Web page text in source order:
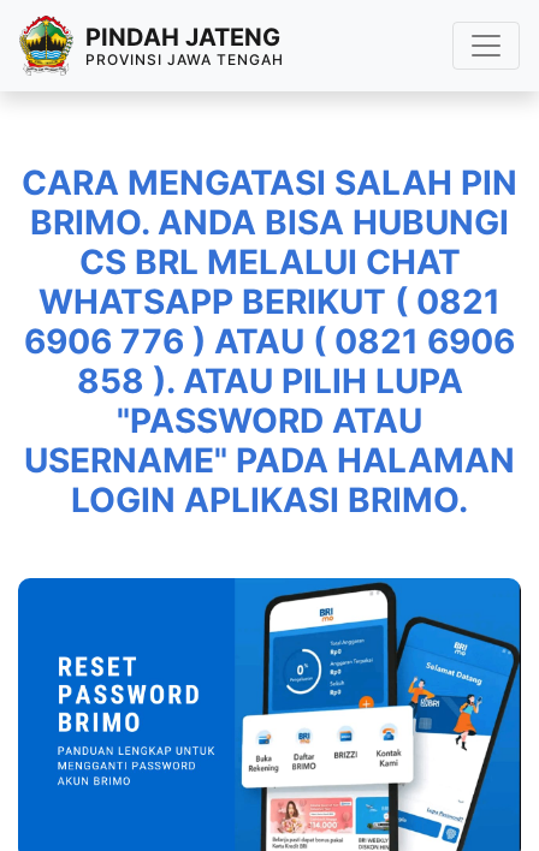
PINDAH JATENG
PROVINSI JAWA TENGAH
CARA MENGATASI SALAH PIN
BRIMO. ANDA BISA HUBUNGI
CS BRL MELALUI CHAT
WHATSAPP BERIKUT ( 0821
6906 776 ) ATAU ( 0821 6906
858 ). ATAU PILIH LUPA
"PASSWORD ATAU
USERNAME" PADA HALAMAN
LOGIN APLIKASI BRIMO.